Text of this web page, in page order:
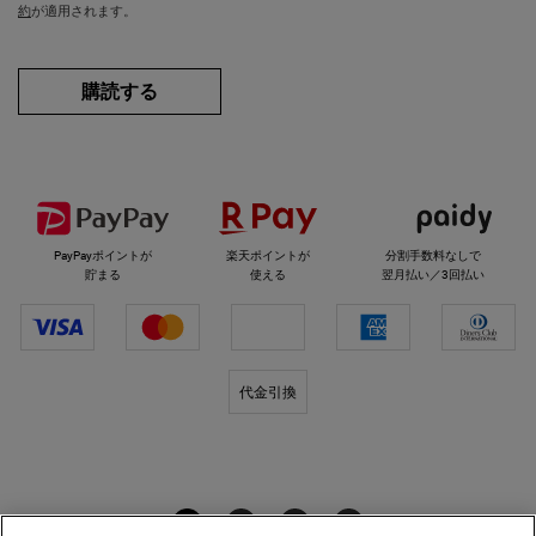
約が適用されます。
購読する
PayPayポイントが
貯まる
楽天ポイントが
使える
分割手数料なしで
翌月払い／3回払い
代金引換